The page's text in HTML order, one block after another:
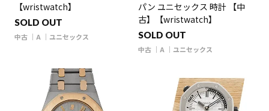
【wristwatch】
SOLD OUT
中古 A ユニセックス
パン ユニセックス 時計 【中
古】【wristwatch】
SOLD OUT
中古 A ユニセックス